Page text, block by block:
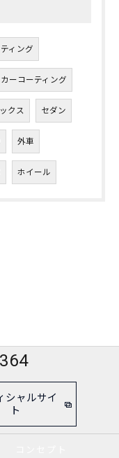
ィング
カーコーティング
クス セダン
外車
ホイール
シャルサイ
ト